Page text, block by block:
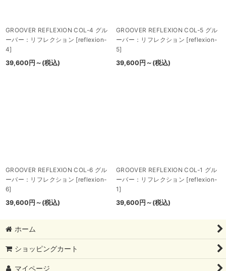
GROOVER REFLEXION COL-4 グル
ーバー：リフレクション [reflexion-
4]
39,600 円 ～ (税込)
GROOVER REFLEXION COL-5 グル
ーバー：リフレクション [reflexion-
5]
39,600 円 ～ (税込)
GROOVER REFLEXION COL-6 グル
ーバー：リフレクション [reflexion-
6]
39,600 円 ～ (税込)
GROOVER REFLEXION COL-1 グル
ーバー：リフレクション [reflexion-
1]
39,600 円 ～ (税込)
ホーム
ショッピングカート
マイページ